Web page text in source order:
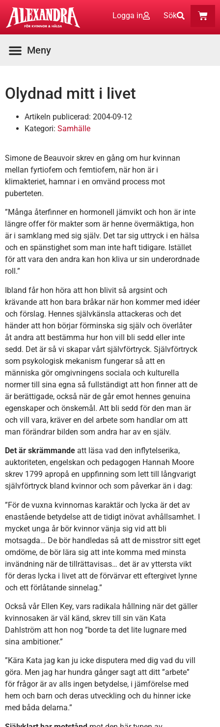
Logga in Sök
Olydnad mitt i livet
Artikeln publicerad: 2004-09-12
Kategori: Samhälle
Simone de Beauvoir skrev en gång om hur kvinnan
mellan fyrtiofem och femtiofem, när hon är i
klimakteriet, hamnar i en omvänd process mot
puberteten.
”Många återfinner en hormonell jämvikt och hon är inte
längre offer för makter som är henne övermäktiga, hon
är i samklang med sig själv. Det tar sig uttryck i en hälsa
och en spänstighet som man inte haft tidigare. Istället
för att vara den andra kan hon kliva ur sin underordnade
roll.”
Ibland får hon höra att hon blivit så argsint och
krävande att hon bara bråkar när hon kommer med idéer
och förslag. Hennes självkänsla attackeras och det
händer att hon börjar förminska sig själv och överlåter
åt andra att bestämma hur hon vill bli sedd eller inte
sedd. Det är så vi skapar vårt självförtryck. Självförtryck
som psykologisk mekanism fungerar så att en
människa gör omgivningens sociala och kulturella
normer till sina egna så fullständigt att hon finner att de
är berättigade, också när de går emot hennes genuina
egenskaper och önskemål. Att bli sedd för den man är
och vill vara, kräver en del arbete som handlar om att
man förändrar bilden som andra har av en själv.
Det är skrämmande att läsa vad den inflytelserika,
auktoriteten, engelskan och pedagogen Hannah Moore
skrev 1799 apropå en uppfinning som lett till långvarigt
självförtryck bland kvinnor och som påverkar än i dag:
”För de vuxna kvinnornas karaktär och lycka är det av
enastående betydelse att de tidigt inövat avhållsamhet. I
mycket unga år bör kvinnor vänja sig vid att bli
motsagda… De bör handledas så att de misstror sitt eget
omdöme, de bör lära sig att inte komma med minsta
invändning när de tillrättavisas… det är av yttersta vikt
för deras lycka i livet att de förvärvar ett eftergivet lynne
och ett förlåtande sinnelag.”
Också vår Ellen Key, vars radikala hållning när det gäller
kvinnosaken är väl känd, skrev till sin vän Kata
Dahlström att hon nog ”borde ta det lite lugnare med
sina ambitioner.”
”Kära Kata jag kan ju icke disputera med dig vad du vill
göra. Men jag har hundra gånger sagt att ditt ”arbete”
för frågor är av alls ingen betydelse, i jämförelse med
hem och barn och deras utveckling och du hinner icke
med båda delarna.”